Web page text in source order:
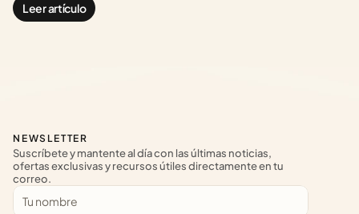
Leer artículo
NEWSLETTER
Suscríbete y mantente al día con las últimas noticias,
ofertas exclusivas y recursos útiles directamente en tu
correo.